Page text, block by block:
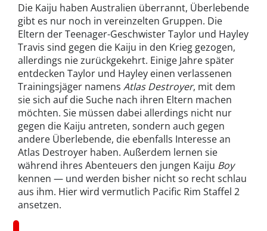
Die Kaiju haben Australien überrannt, Überlebende
gibt es nur noch in vereinzelten Gruppen. Die
Eltern der Teenager-Geschwister Taylor und Hayley
Travis sind gegen die Kaiju in den Krieg gezogen,
allerdings nie zurückgekehrt. Einige Jahre später
entdecken Taylor und Hayley einen verlassenen
Trainingsjäger namens Atlas Destroyer, mit dem
sie sich auf die Suche nach ihren Eltern machen
möchten. Sie müssen dabei allerdings nicht nur
gegen die Kaiju antreten, sondern auch gegen
andere Überlebende, die ebenfalls Interesse an
Atlas Destroyer haben. Außerdem lernen sie
während ihres Abenteuers den jungen Kaiju Boy
kennen — und werden bisher nicht so recht schlau
aus ihm. Hier wird vermutlich Pacific Rim Staffel 2
ansetzen.